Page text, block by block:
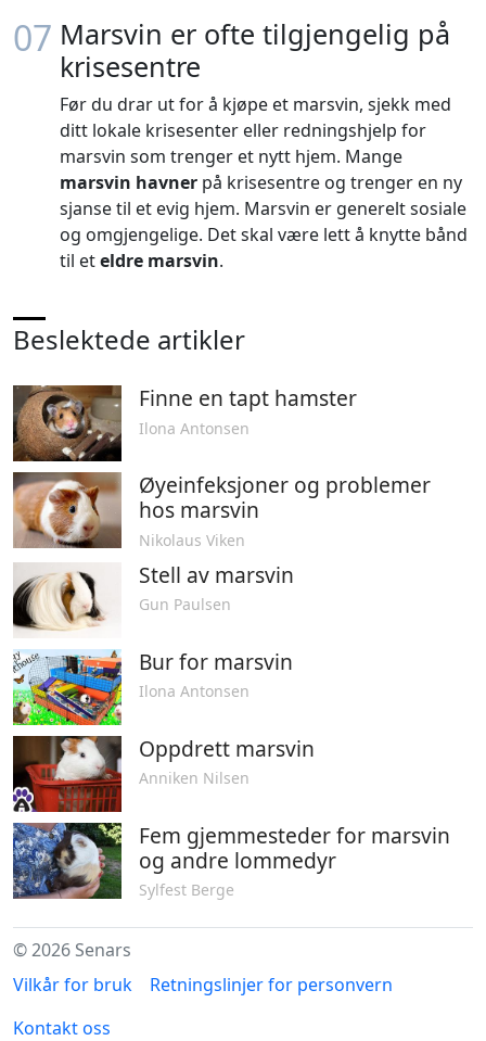
07 Marsvin er ofte tilgjengelig på
krisesentre
Før du drar ut for å kjøpe et marsvin, sjekk med
ditt lokale krisesenter eller redningshjelp for
marsvin som trenger et nytt hjem. Mange
marsvin havner på krisesentre og trenger en ny
sjanse til et evig hjem. Marsvin er generelt sosiale
og omgjengelige. Det skal være lett å knytte bånd
til eteldre marsvin.
Beslektede artikler
Finne en tapt hamster
Ilona Antonsen
Øyeinfeksjoner og problemer
hos marsvin
Nikolaus Viken
Stell av marsvin
Gun Paulsen
Bur for marsvin
Ilona Antonsen
Oppdrett marsvin
Anniken Nilsen
Fem gjemmesteder for marsvin
og andre lommedyr
Sylfest Berge
© 2026 Senars
Vilkår for bruk
Retningslinjer for personvern
Kontakt oss